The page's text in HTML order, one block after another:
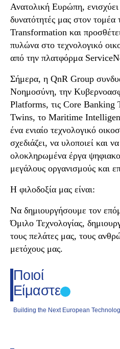
Ανατολική Ευρώπη, ενισχύει
δυνατότητές μας στον τομέα
Transformation και
πυλώνα στο τεχνολογικό
από την πλατφόρμα
Σήμερα, η QnR Group
Νοημοσύνη, την
Platforms, τις Core Banking
Twins, το Maritime
ένα ενιαίο τεχνολογικό
σχεδιάζει, να υλοποιεί και
ολοκληρωμένα έργα
μεγάλους οργανισμούς και
Η φιλοδοξία μας είναι:
Να δημιουργήσουμε τον
Όμιλο Τεχνολογίας,
τους πελάτες μας, τους
μετόχους μας.
Ποιοί
Είμαστε
Building the Next European